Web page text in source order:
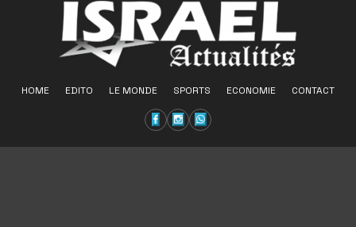
HOME EDITO LE MONDE SPORTS ECONOMIE CONTACT